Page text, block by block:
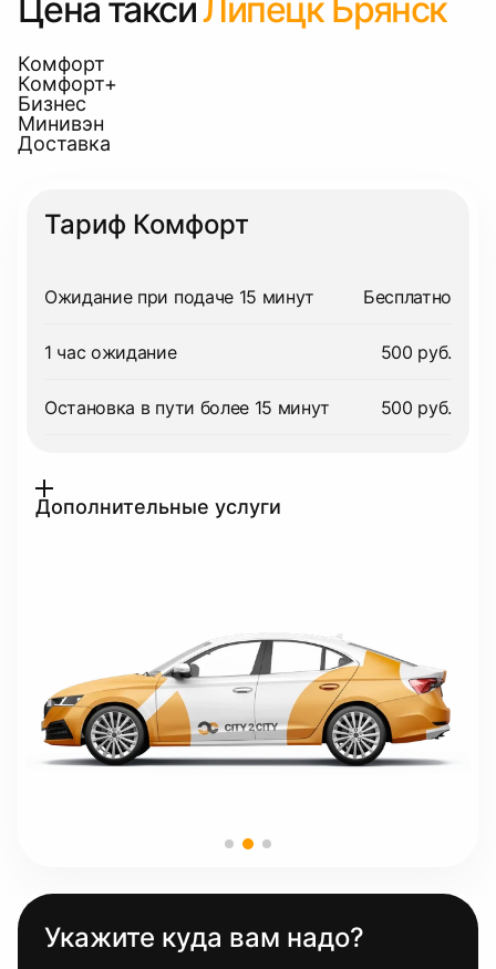
Цена таксиЛипецк Брянск
Комфорт
Комфорт+
Бизнес
Минивэн
Доставка
Тариф Комфорт
Ожидание при подаче 15 минут Бесплатно
1 час ожидание 500 руб.
Остановка в пути более 15 минут 500 руб.
Дополнительные услуги
Укажите куда вам надо?